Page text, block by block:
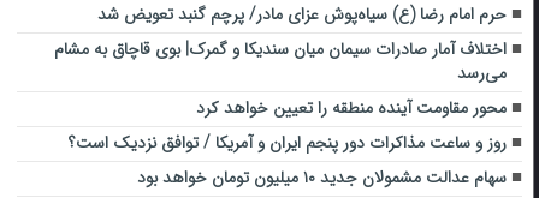
حرم امام رضا (ع) سیاه‌پوش عزای مادر/ پرچم گنبد تعویض شد
اختلاف آمار صادرات سیمان میان سندیکا و گمرک| بوی قاچاق به مشام
می‌رسد
محور مقاومت آینده‌ منطقه را تعیین خواهد کرد
روز و ساعت مذاکرات دور‌ پنجم ایران و آمریکا / توافق نزدیک است؟
سهام عدالت مشمولان جدید ۱۰ میلیون تومان خواهد بود